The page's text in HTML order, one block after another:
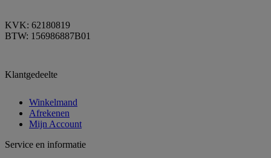
KVK: 62180819
BTW: 156986887B01
Klantgedeelte
Winkelmand
Afrekenen
Mijn Account
Service en informatie